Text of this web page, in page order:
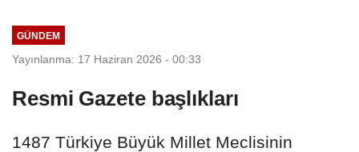
GÜNDEM
Yayınlanma: 17 Haziran 2026 - 00:33
Resmi Gazete başlıkları
1487 Türkiye Büyük Millet Meclisinin